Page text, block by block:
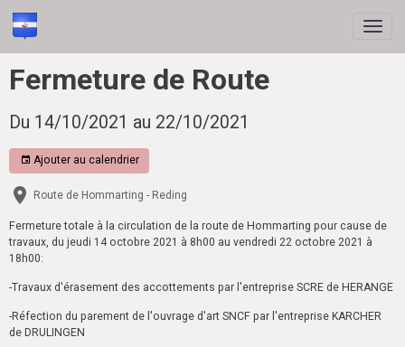
Fermeture de Route
Du 14/10/2021 au 22/10/2021
Ajouter au calendrier
Route de Hommarting - Reding
Fermeture totale à la circulation de la route de Hommarting pour cause de
travaux, du jeudi 14 octobre 2021 à 8h00 au vendredi 22 octobre 2021 à
18h00:
-Travaux d'érasement des accottements par l'entreprise SCRE de HERANGE
-Réfection du parement de l'ouvrage d'art SNCF par l'entreprise KARCHER
de DRULINGEN